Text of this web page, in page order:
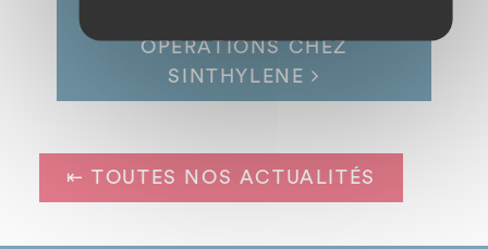
OPÉRATIONS CHEZ
SINTHYLENE
⇤ TOUTES NOS ACTUALITÉS